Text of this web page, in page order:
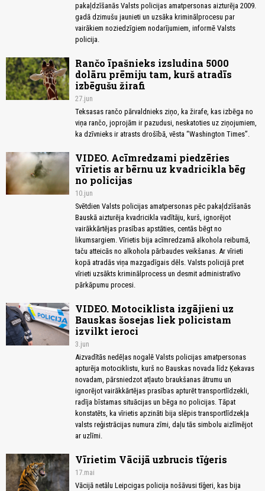
pakaļdzīšanās Valsts policijas amatpersonas aizturēja 2009.
gadā dzimušu jaunieti un uzsāka kriminālprocesu par
vairākiem noziedzīgiem nodarījumiem, informē Valsts
policija.
Rančo īpašnieks izsludina 5000
dolāru prēmiju tam, kurš atradīs
izbēgušu žirafi
27.jun
Teksasas rančo pārvaldnieks ziņo, ka žirafe, kas izbēga no
viņa rančo, joprojām ir pazudusi, neskatoties uz ziņojumiem,
ka dzīvnieks ir atrasts drošībā, vēsta “Washington Times”.
VIDEO. Acīmredzami piedzēries
vīrietis ar bērnu uz kvadricikla bēg
no policijas
10.jun
Svētdien Valsts policijas amatpersonas pēc pakaļdzīšanās
Bauskā aizturēja kvadricikla vadītāju, kurš, ignorējot
vairākkārtējas prasības apstāties, centās bēgt no
likumsargiem. Vīrietis bija acīmredzamā alkohola reibumā,
taču atteicās no alkohola pārbaudes veikšanas. Ar vīrieti
kopā atradās viņa mazgadīgais dēls. Valsts policijā pret
vīrieti uzsākts kriminālprocess un desmit administratīvo
pārkāpumu procesi.
VIDEO. Motociklista izgājieni uz
Bauskas šosejas liek policistam
izvilkt ieroci
3.jun
Aizvadītās nedēļas nogalē Valsts policijas amatpersonas
apturēja motociklistu, kurš no Bauskas novada līdz Ķekavas
novadam, pārsniedzot atļauto braukšanas ātrumu un
ignorējot vairākkārtējas prasības apturēt transportlīdzekli,
radīja bīstamas situācijas un bēga no policijas. Tāpat
konstatēts, ka vīrietis apzināti bija slēpis transportlīdzekļa
valsts reģistrācijas numura zīmi, daļu tās simbolu aizlīmējot
ar uzlīmi.
Vīrietim Vācijā uzbrucis tīģeris
17.mai
Vācijā netālu Leipcigas policija nošāvusi tīģeri, kas bija